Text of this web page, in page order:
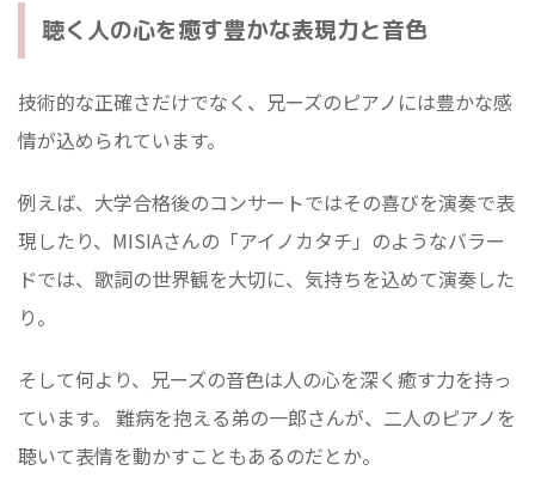
聴く人の心を癒す豊かな表現力と音色
技術的な正確さだけでなく、兄ーズのピアノには豊かな感
情が込められています。
例えば、大学合格後のコンサートではその喜びを演奏で表
現したり、MISIAさんの「アイノカタチ」のようなバラー
ドでは、歌詞の世界観を大切に、気持ちを込めて演奏した
り。
そして何より、兄ーズの音色は人の心を深く癒す力を持っ
ています。 難病を抱える弟の一郎さんが、二人のピアノを
聴いて表情を動かすこともあるのだとか。